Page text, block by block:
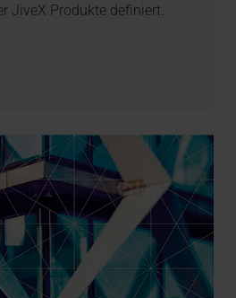
JiveX Produkte definiert.